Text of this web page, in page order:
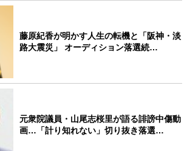
藤原紀香が明かす人生の転機と「阪神・淡
路大震災」 オーディション落選続…
元衆院議員・山尾志桜里が語る誹謗中傷動
画…「計り知れない」切り抜き落選…